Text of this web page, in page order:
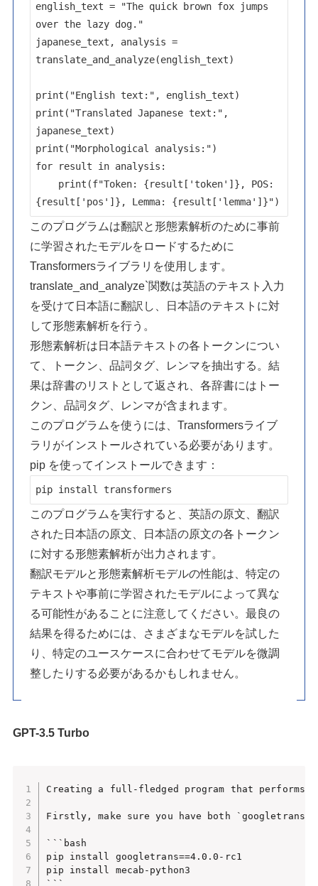
english_text = "The quick brown fox jumps
over the lazy dog."
japanese_text, analysis =
translate_and_analyze(english_text)
print("English text:", english_text)
print("Translated Japanese text:",
japanese_text)
print("Morphological analysis:")
for result in analysis:
{result['pos']}, Lemma: {result['lemma']}")
このプログラムは翻訳と形態素解析のために事前
に学習されたモデルをロードするために
Transformersライブラリを使用します。
translate_and_analyze`関数は英語のテキスト入力
を受けて日本語に翻訳し、日本語のテキストに対
して形態素解析を行う。
形態素解析は日本語テキストの各トークンについ
て、トークン、品詞タグ、レンマを抽出する。結
果は辞書のリストとして返され、各辞書にはトー
クン、品詞タグ、レンマが含まれます。
このプログラムを使うには、Transformersライブ
ラリがインストールされている必要があります。
pip を使ってインストールできます：
pip install transformers
このプログラムを実行すると、英語の原文、翻訳
された日本語の原文、日本語の原文の各トークン
に対する形態素解析が出力されます。
翻訳モデルと形態素解析モデルの性能は、特定の
テキストや事前に学習されたモデルによって異な
る可能性があることに注意してください。最良の
結果を得るためには、さまざまなモデルを試した
り、特定のユースケースに合わせてモデルを微調
整したりする必要があるかもしれません。
GPT-3.5 Turbo
Creating a full-fledged program that
Firstly, make sure you have both
```bash
pip install googletrans==4.0.0-rc1
pip install mecab-python3
```